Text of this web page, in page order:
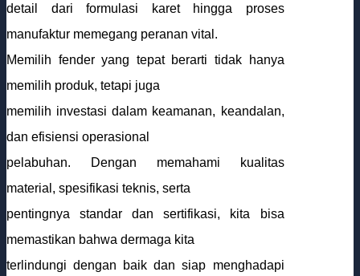
detail dari formulasi karet hingga proses
manufaktur memegang peranan vital.
Memilih fender yang tepat berarti tidak hanya
memilih produk, tetapi juga
memilih investasi dalam keamanan, keandalan,
dan efisiensi operasional
pelabuhan. Dengan memahami kualitas
material, spesifikasi teknis, serta
pentingnya standar dan sertifikasi, kita bisa
memastikan bahwa dermaga kita
terlindungi dengan baik dan siap menghadapi